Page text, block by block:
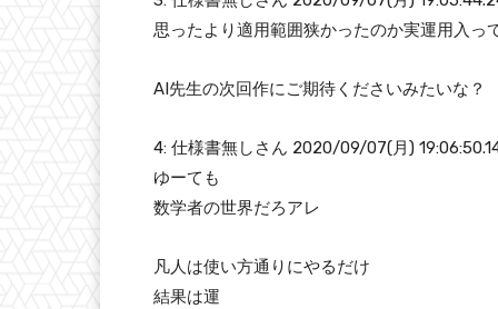
思ったより適用範囲狭かったのか実運用入っ
AI先生の次回作にご期待くださいみたいな？
4: 仕様書無しさん 2020/09/07(月)
ゆーても
数学者の世界だろアレ
凡人は使い方通りにやるだけ
結果は運